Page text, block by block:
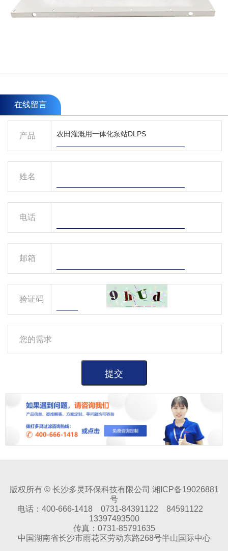
在线留言
产品
姓名
电话
邮箱
验证码
版权所有 © 长沙多灵环保科技有限公司 湘ICP备19026881
号
电话：400-666-1418 0731-84391122 84591122
13397493500
传真：0731-85791635
中国湖南省长沙市雨花区劳动东路268号半山国际中心